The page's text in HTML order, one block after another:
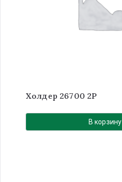
Холдер 26700 2P
В корзину